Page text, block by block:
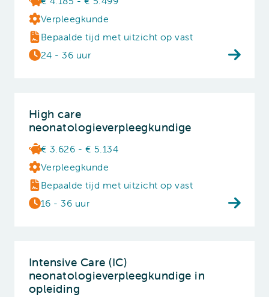
Verpleegkunde
Bepaalde tijd met uitzicht op vast
24 - 36 uur
High care
neonatologieverpleegkundige
€ 3.626 - € 5.134
Verpleegkunde
Bepaalde tijd met uitzicht op vast
16 - 36 uur
Intensive Care (IC)
neonatologieverpleegkundige in
opleiding